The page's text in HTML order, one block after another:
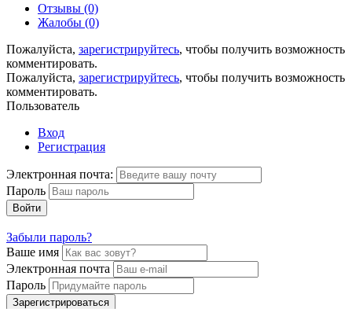
Отзывы (0)
Жалобы (0)
Пожалуйста, зарегистрируйтесь, чтобы получить возможность
комментировать.
Пожалуйста, зарегистрируйтесь, чтобы получить возможность
комментировать.
Пользователь
Вход
Регистрация
Электронная почта:
Пароль
Войти
Забыли пароль?
Ваше имя
Электронная почта
Пароль
Зарегистрироваться